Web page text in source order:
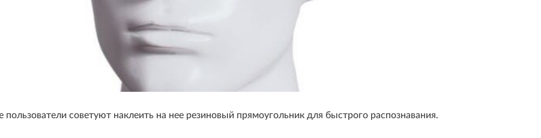
пользователи советуют наклеить на нее резиновый прямоугольник для быстрого распознавания.